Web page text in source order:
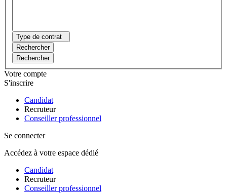
Type de contrat
Rechercher
Rechercher
Votre compte
S'inscrire
Candidat
Recruteur
Conseiller professionnel
Se connecter
Accédez à votre espace dédié
Candidat
Recruteur
Conseiller professionnel